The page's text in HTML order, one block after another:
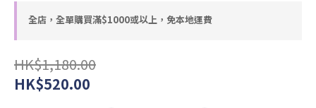
全店，全單購買滿$1000或以上，免本地運費
HK$1,180.00
HK$520.00